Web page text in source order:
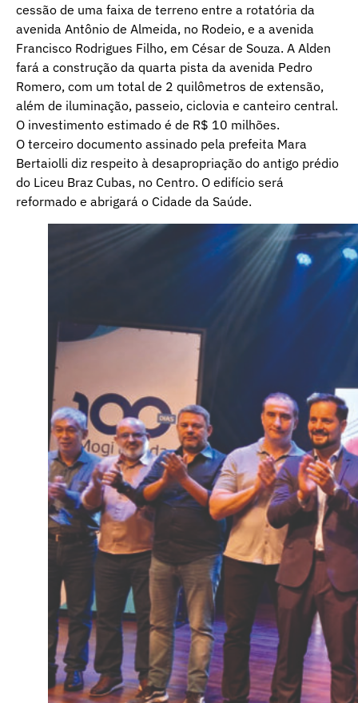
cessão de uma faixa de terreno entre a rotatória da
avenida Antônio de Almeida, no Rodeio, e a avenida
Francisco Rodrigues Filho, em César de Souza. A Alden
fará a construção da quarta pista da avenida Pedro
Romero, com um total de 2 quilômetros de extensão,
além de iluminação, passeio, ciclovia e canteiro central.
O investimento estimado é de R$ 10 milhões.
O terceiro documento assinado pela prefeita Mara
Bertaiolli diz respeito à desapropriação do antigo prédio
do Liceu Braz Cubas, no Centro. O edifício será
reformado e abrigará o Cidade da Saúde.